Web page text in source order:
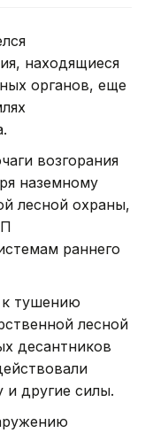
находящиеся
органов, еще
возгорания
наземному
лесной охраны,
раннего
к тушению
лесной
десантников
другие силы.